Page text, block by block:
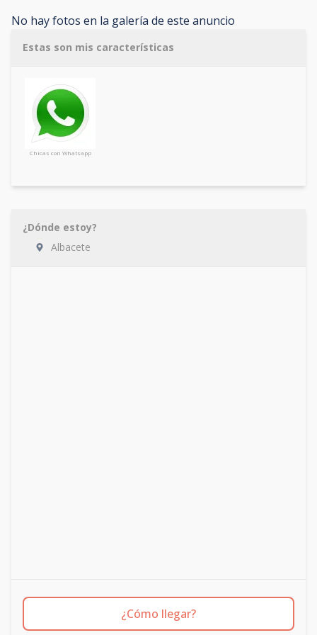
No hay fotos en la galería de este anuncio
Estas son mis características
Chicas con Whatsapp
¿Dónde estoy?
Albacete
¿Cómo llegar?